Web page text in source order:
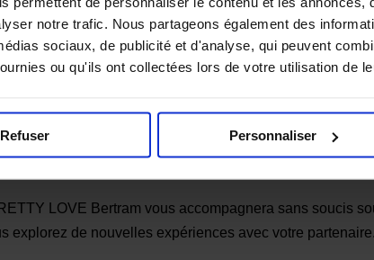
notre trafic. Nous partageons également des
sociaux, de publicité et d'analyse, qui peuvent
ou qu'ils ont collectées lors de votre utilisation de
Refuser Personnaliser
Bertram transforme vos relations intimes grâce à ses
d'obtenir une érection plus ferme et volumineuse.
prolongeant ainsi votre plaisir et celui de votre
stimulatrice offrent une dimension supplémentaire
selon la position, peuvent atteindre le clitoris de votre
LOVE Bertram vous accompagnera sans soucis
explorez de nouvelles expériences avec votre partenaire.